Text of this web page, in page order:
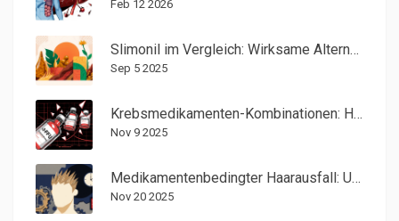
Feb 12 2026
Slimonil im Vergleich: Wirksame Alternativen und deren Vor- und Nachteile
Sep 5 2025
Krebsmedikamenten-Kombinationen: Herausforderungen bei der Bioäquivalenz von Generika
Nov 9 2025
Medikamentenbedingter Haarausfall: Ursachen und was Sie tun können
Nov 20 2025